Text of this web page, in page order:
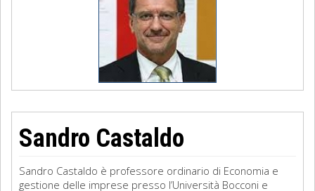
Sandro Castaldo
Sandro Castaldo è professore ordinario di Economia e
gestione delle imprese presso l’Università Bocconi e